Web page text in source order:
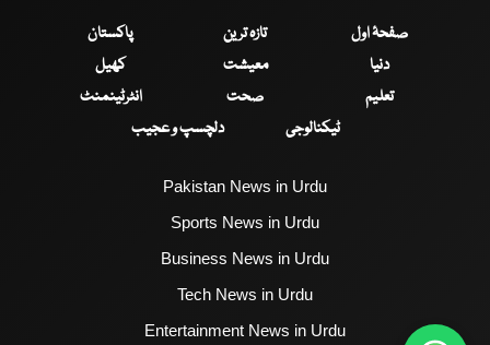
صفحۂ اول تازہ ترین
پاکستان
دنیا
معیشت
کھیل
تعلیم
صحت
انٹرٹینمنٹ
ٹیکنالوجی
دلچسپ و عجیب
Pakistan News in Urdu
Sports News in Urdu
Business News in Urdu
Tech News in Urdu
Entertainment News in Urdu